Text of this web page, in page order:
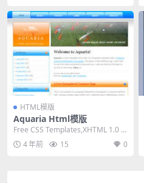
HTML模版
Aquaria Html模版
Free CSS Templates,XHTML 1.0 St
rict,Fixe...
4 年前 15 0